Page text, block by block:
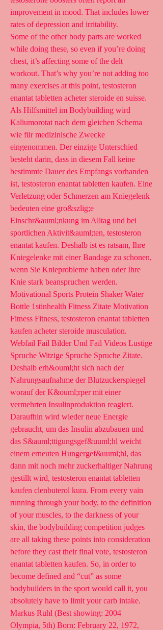
improvement in mood. That includes lower
rates of depression and irritability.
Some of the other body parts are worked
while doing these, so even if you’re doing
chest, it’s affecting some of the delt
workout. That’s why you’re not adding too
many exercises at this point, testosteron
enantat tabletten acheter steroide en suisse.
Als Hilfsmittel im Bodybuilding wird
Kaliumorotat nach dem gleichen Schema
wie für medizinische Zwecke
eingenommen. Der einzige Unterschied
besteht darin, dass in diesem Fall keine
bestimmte Dauer des Empfangs vorhanden
ist, testosteron enantat tabletten kaufen. Eine
Verletzung oder Schmerzen am Kniegelenk
bedeuten eine gro&szlig;e
Einschr&auml;nkung im Alltag und bei
sportlichen Aktivit&auml;ten, testosteron
enantat kaufen. Deshalb ist es ratsam, Ihre
Kniegelenke mit einer Bandage zu schonen,
wenn Sie Knieprobleme haben oder Ihre
Knie stark beanspruchen werden.
Motivational Sports Protein Shaker Water
Bottle 1stinhealth Fitness Zitate Motivation
Fitness Fitness, testosteron enantat tabletten
kaufen acheter steroide musculation.
Webfail Fail Bilder Und Fail Videos Lustige
Spruche Witzige Spruche Spruche Zitate.
Deshalb erh&ouml;ht sich nach der
Nahrungsaufnahme der Blutzuckerspiegel
worauf der K&ouml;rper mit einer
vermehrten Insulinproduktion reagiert.
Daraufhin wird wieder neue Energie
gebraucht, um das Insulin abzubauen und
das S&auml;ttigungsgef&uuml;hl weicht
einem erneuten Hungergef&uuml;hl, das
dann mit noch mehr zuckerhaltiger Nahrung
gestillt wird, testosteron enantat tabletten
kaufen clenbuterol kura. From every vain
running through your body, to the definition
of your muscles, to the darkness of your
skin, the bodybuilding competition judges
are all taking these points into consideration
before they cast their final vote, testosteron
enantat tabletten kaufen. So, in order to
become defined and “cut” as some
bodybuilders in the sport would call it, you
absolutely have to limit your carb intake.
Markus Ruhl (Best showing: 2004
Olympia, 5th) Born: February 22, 1972,